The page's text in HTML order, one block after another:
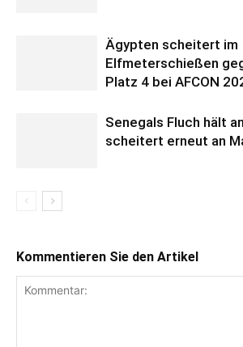
Ägypten scheitert im
Elfmeterschießen
Platz 4 bei AFCON
Senegals Fluch hält
scheitert erneut an
Kommentieren Sie den Artikel